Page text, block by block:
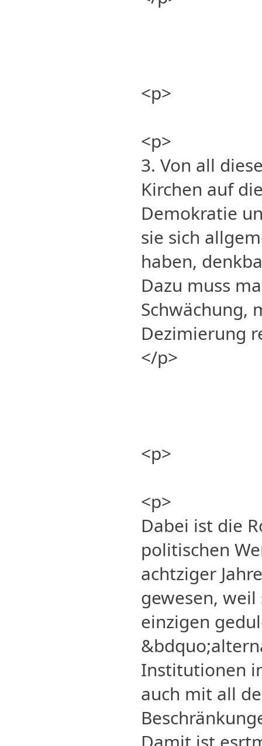
<p>
<p>
3. Von all
Kirchen auf
Demokratie
sie sich
haben,
Dazu muss
Schwächung,
Dezimierung
</p>
<p>
<p>
Dabei ist die
politischen
achtziger
gewesen,
einzigen
Institutionen
auch mit all